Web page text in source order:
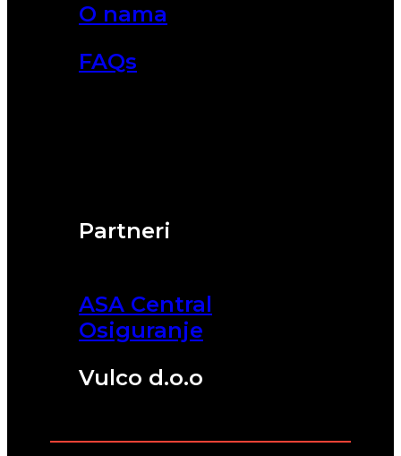
Partneri
ASA Central
Osiguranje
Vulco d.o.o
O nama
FAQs